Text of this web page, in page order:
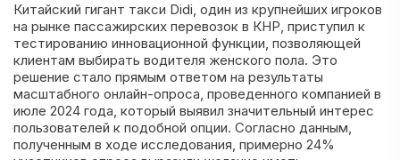
Китайский гигант такси Didi, один из крупнейших игроков
на рынке пассажирских перевозок в КНР, приступил к
тестированию инновационной функции, позволяющей
клиентам выбирать водителя женского пола. Это
решение стало прямым ответом на результаты
масштабного онлайн-опроса, проведенного компанией в
июле 2024 года, который выявил значительный интерес
пользователей к подобной опции. Согласно данным,
полученным в ходе исследования, примерно 24%